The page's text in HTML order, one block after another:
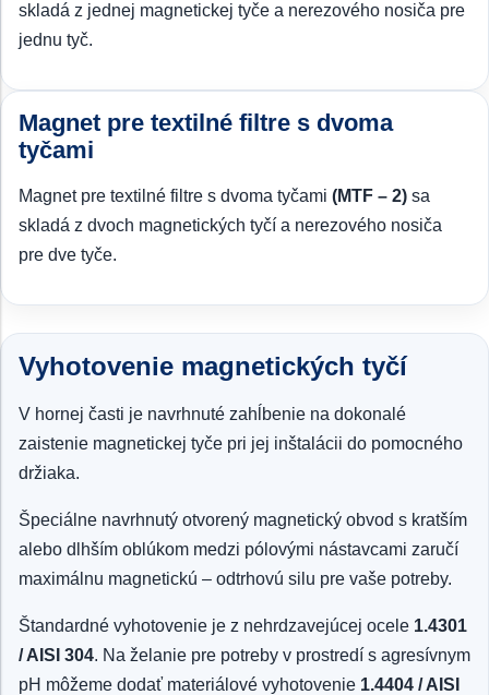
skladá z jednej magnetickej tyče a nerezového nosiča pre
jednu tyč.
Magnet pre textilné filtre s dvoma
tyčami
Magnet pre textilné filtre s dvoma tyčami (MTF – 2) sa
skladá z dvoch magnetických tyčí a nerezového nosiča
pre dve tyče.
Vyhotovenie magnetických tyčí
V hornej časti je navrhnuté zahĺbenie na dokonalé
zaistenie magnetickej tyče pri jej inštalácii do pomocného
držiaka.
Špeciálne navrhnutý otvorený magnetický obvod s kratším
alebo dlhším oblúkom medzi pólovými nástavcami zaručí
maximálnu magnetickú – odtrhovú silu pre vaše potreby.
Štandardné vyhotovenie je z nehrdzavejúcej ocele 1.4301
/ AISI 304. Na želanie pre potreby v prostredí s agresívnym
pH môžeme dodať materiálové vyhotovenie 1.4404 / AISI